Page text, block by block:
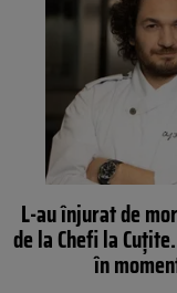
L-au înjurat de
de la Chefi la
în